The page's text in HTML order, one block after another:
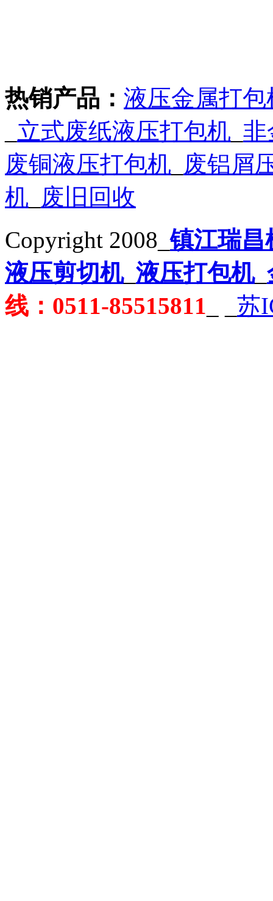
热销产品： 液压金属打包
立式废纸液压打包机 非
废铜液压打包机 废铝屑
机 废旧回收
Copyright 2008_镇江瑞昌
液压剪切机_ 液压打包机_
线：0511-85515811
苏